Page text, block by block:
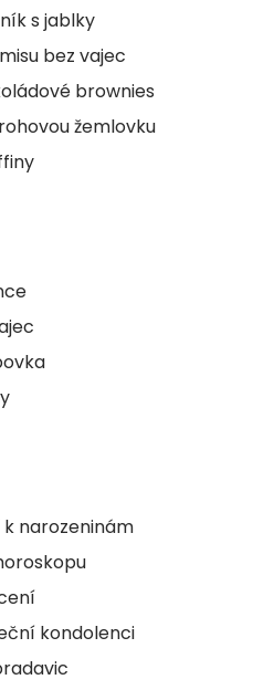
s jablky
bez vajec
brownies
žemlovku
narozeninám
kondolenci